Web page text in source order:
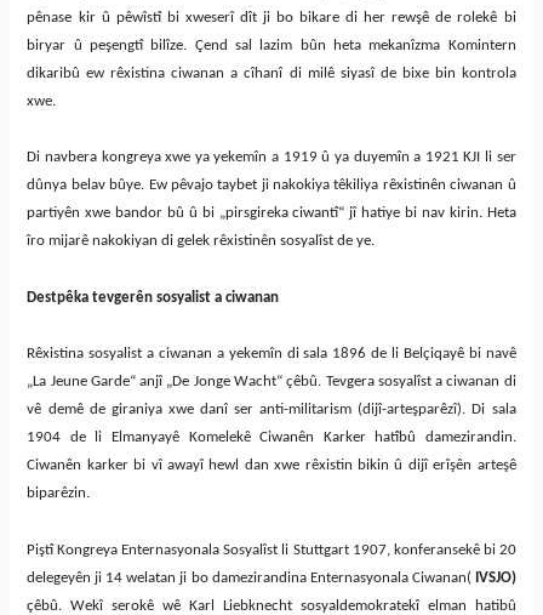
pênase kir û pêwîstî bi xweserî dît ji bo bikare di her rewşê de rolekê bi
biryar û peşengtî bilîze. Çend sal lazim bûn heta mekanîzma Komintern
dikaribû ew rêxistina ciwanan a cîhanî di milê siyasî de bixe bin kontrola
xwe.
Di navbera kongreya xwe ya yekemîn a 1919 û ya duyemîn a 1921 KJI li ser
dûnya belav bûye. Ew pêvajo taybet ji nakokiya têkiliya rêxistinên ciwanan û
partiyên xwe bandor bû û bi „pirsgireka ciwantî“ jî hatiye bi nav kirin. Heta
îro mijarê nakokiyan di gelek rêxistinên sosyalîst de ye.
Destpêka tevgerên sosyalist a ciwanan
Rêxistina sosyalist a ciwanan a yekemîn di sala 1896 de li Belçiqayê bi navê
„La Jeune Garde“ anjî „De Jonge Wacht“ çêbû. Tevgera sosyalîst a ciwanan di
vê demê de giraniya xwe danî ser anti-militarism (dijî-arteşparêzî). Di sala
1904 de li Elmanyayê Komelekê Ciwanên Karker hatîbû damezirandin.
Ciwanên karker bi vî awayî hewl dan xwe rêxistin bikin û dijî erîşên arteşê
biparêzin.
Piştî Kongreya Enternasyonala Sosyalîst li Stuttgart 1907, konferansekê bi 20
delegeyên ji 14 welatan ji bo damezirandina Enternasyonala Ciwanan( IVSJO)
çêbû. Wekî serokê wê Karl Liebknecht sosyaldemokratekî elman hatibû